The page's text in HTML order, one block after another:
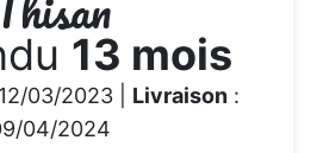
13 mois
03/2023 | Livraison :
04/2024